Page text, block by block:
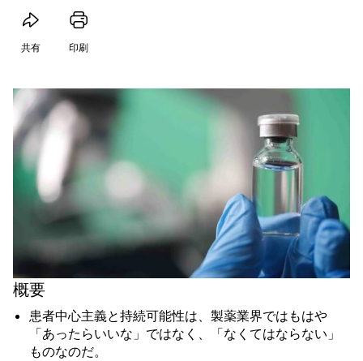
共有 印刷
概要
患者中心主義と持続可能性は、製薬業界ではもはや
「あったらいいな」ではなく、「なくてはならない」
ものなのだ。